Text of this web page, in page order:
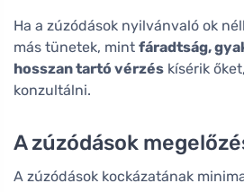
Ha a zúzódások nyilvánvaló ok
más tünetek, mint fáradtság,
hosszan tartó vérzés kísérik
konzultálni.
A zúzódások
A zúzódások kockázatának